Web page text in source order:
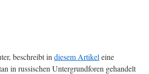
beschreibt in diesem Artikel eine
in russischen Untergrundforen gehandelt